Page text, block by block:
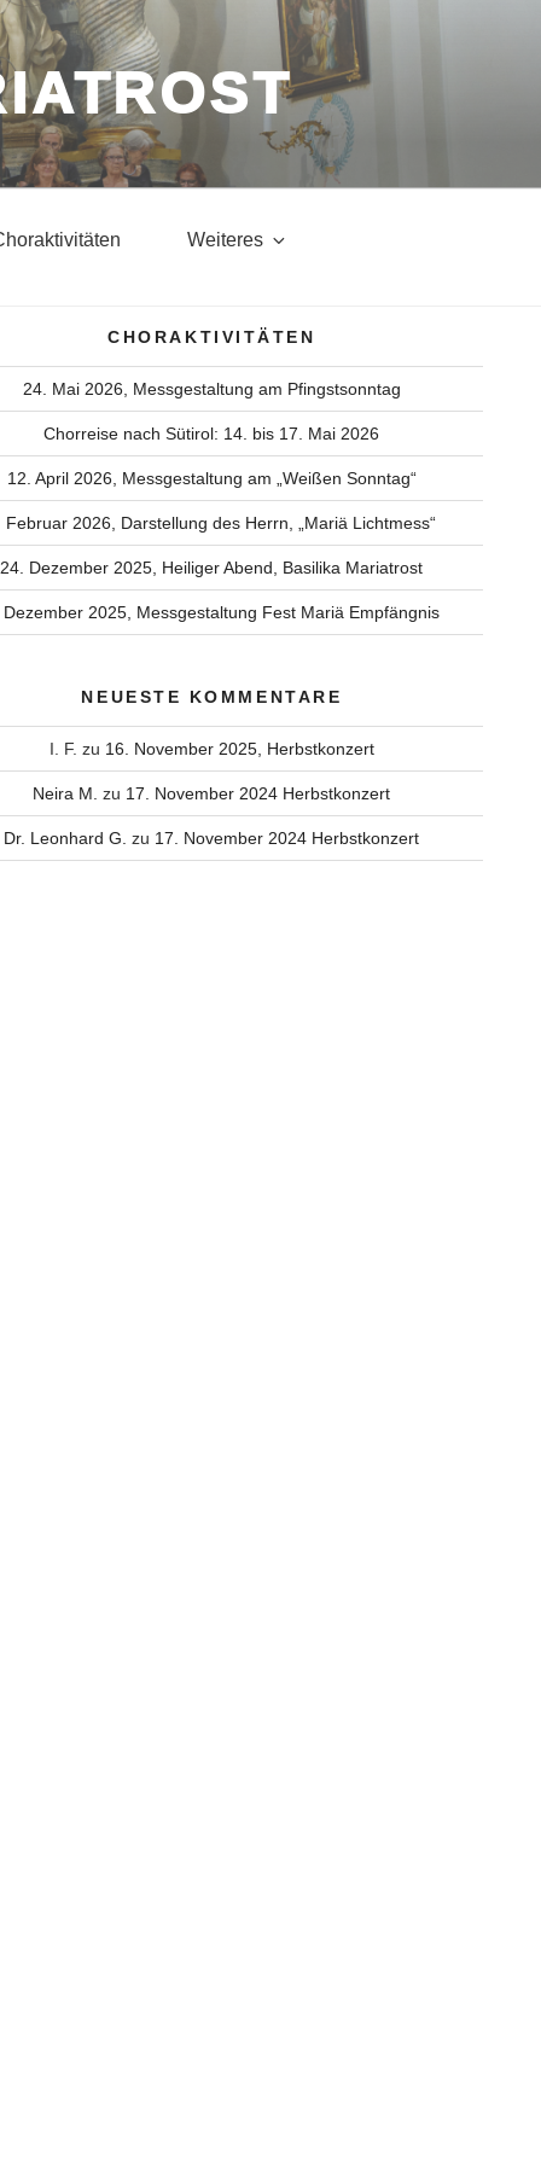
Weiteres
CHORAKTIVITÄTEN
24. Mai 2026, Messgestaltung am Pfingstsonntag
Chorreise nach Sütirol: 14. bis 17. Mai 2026
12. April 2026, Messgestaltung am „Weißen Sonntag“
Februar 2026, Darstellung des Herrn, „Mariä Lichtmess“
24. Dezember 2025, Heiliger Abend, Basilika Mariatrost
Dezember 2025, Messgestaltung Fest Mariä Empfängnis
NEUESTE KOMMENTARE
I. F. zu 16. November 2025, Herbstkonzert
Neira M. zu 17. November 2024 Herbstkonzert
Dr. Leonhard G. zu 17. November 2024 Herbstkonzert